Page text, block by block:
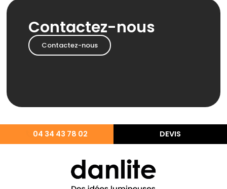
Contactez-nous
Contactez-nous
04 34 43 78 02 DEVIS